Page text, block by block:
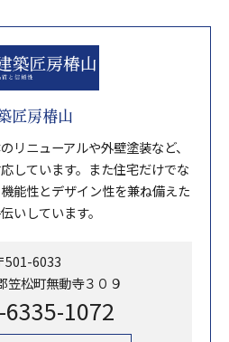
匠房椿山
リニューアルや外壁塗装など、
しています。また住宅だけでな
能性とデザイン性を兼ね備えた
いしています。
501-6033
笠松町無動寺３０９
6335-1072